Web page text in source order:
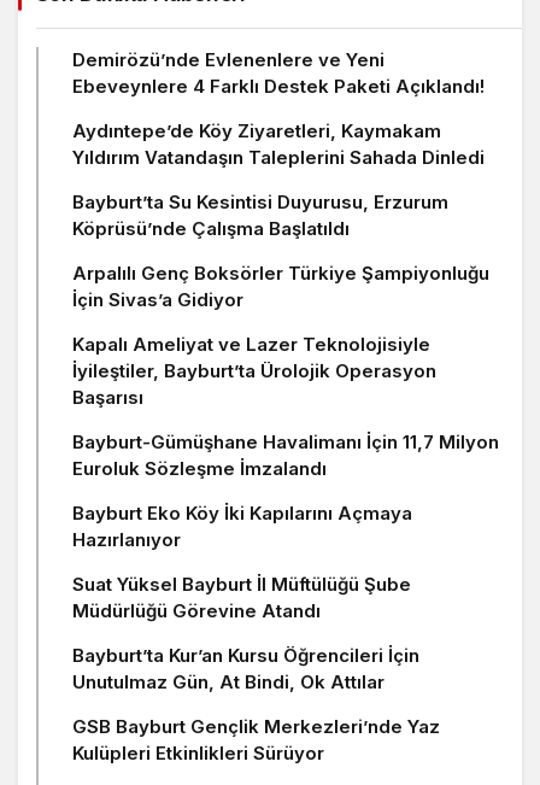
Demirözü’nde Evlenenlere ve Yeni
Ebeveynlere 4 Farklı Destek Paketi Açıklandı!
Aydıntepe’de Köy Ziyaretleri, Kaymakam
Yıldırım Vatandaşın Taleplerini Sahada Dinledi
Bayburt’ta Su Kesintisi Duyurusu, Erzurum
Köprüsü’nde Çalışma Başlatıldı
Arpalılı Genç Boksörler Türkiye Şampiyonluğu
İçin Sivas’a Gidiyor
Kapalı Ameliyat ve Lazer Teknolojisiyle
İyileştiler, Bayburt’ta Ürolojik Operasyon
Başarısı
Bayburt-Gümüşhane Havalimanı İçin 11,7 Milyon
Euroluk Sözleşme İmzalandı
Bayburt Eko Köy İki Kapılarını Açmaya
Hazırlanıyor
Suat Yüksel Bayburt İl Müftülüğü Şube
Müdürlüğü Görevine Atandı
Bayburt’ta Kur’an Kursu Öğrencileri İçin
Unutulmaz Gün, At Bindi, Ok Attılar
GSB Bayburt Gençlik Merkezleri’nde Yaz
Kulüpleri Etkinlikleri Sürüyor